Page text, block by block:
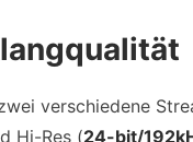
verschiedene
Hi-Res (24-bit/